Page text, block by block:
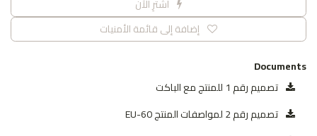
إضافة إلى قائمة الأمنيات
Documents
تصميم رقم 1 للمنتج مع الباكت
تصميم رقم 2 لمواصفات المنتج EU-60